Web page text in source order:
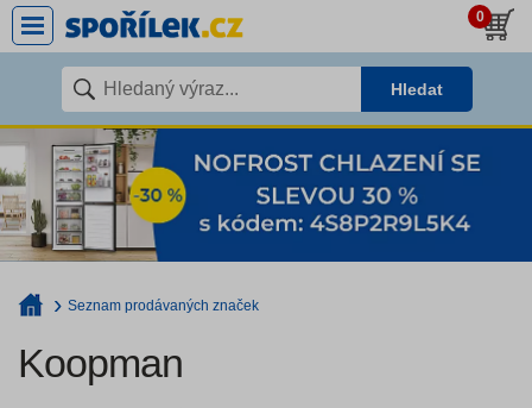
0
Hledat
Seznam prodávaných značek
Koopman